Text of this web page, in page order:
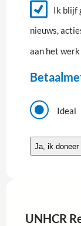
a
m
e
u
s
r
i
f
Ik blijf
nieuws,
aan het
B
e
a
l
d
Ideal
UNHCR